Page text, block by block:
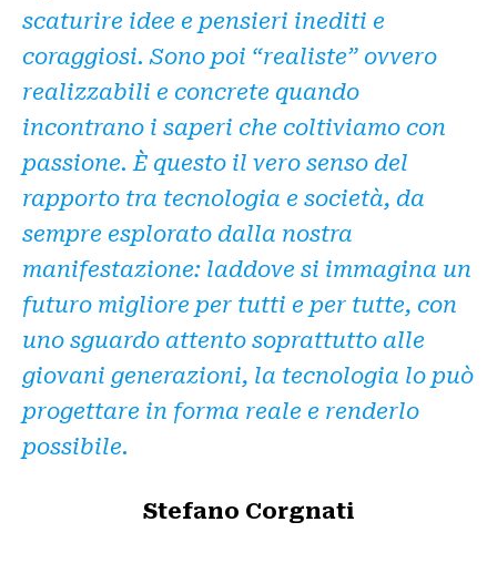
scaturire idee e pensieri inediti e
coraggiosi. Sono poi “realiste” ovvero
realizzabili e concrete quando
incontrano i saperi che coltiviamo con
passione. È questo il vero senso del
rapporto tra tecnologia e società, da
sempre esplorato dalla nostra
manifestazione: laddove si immagina un
futuro migliore per tutti e per tutte, con
uno sguardo attento soprattutto alle
giovani generazioni, la tecnologia lo può
progettare in forma reale e renderlo
possibile.
Stefano Corgnati